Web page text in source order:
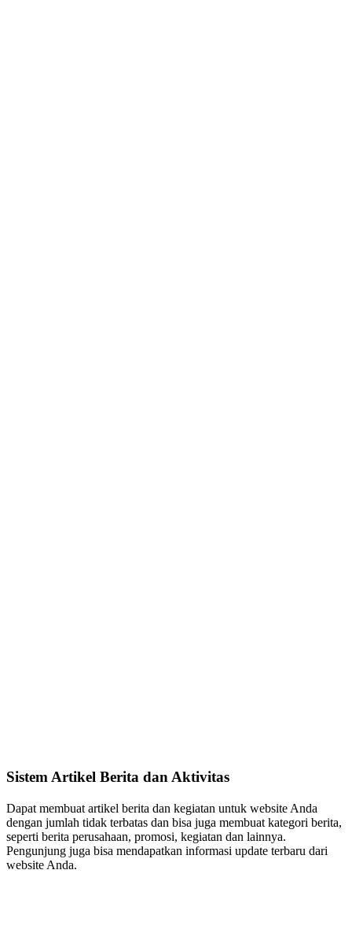
Sistem Artikel Berita dan Aktivitas
Dapat membuat artikel berita dan kegiatan untuk website Anda
dengan jumlah tidak terbatas dan bisa juga membuat kategori berita,
seperti berita perusahaan, promosi, kegiatan dan lainnya.
Pengunjung juga bisa mendapatkan informasi update terbaru dari
website Anda.